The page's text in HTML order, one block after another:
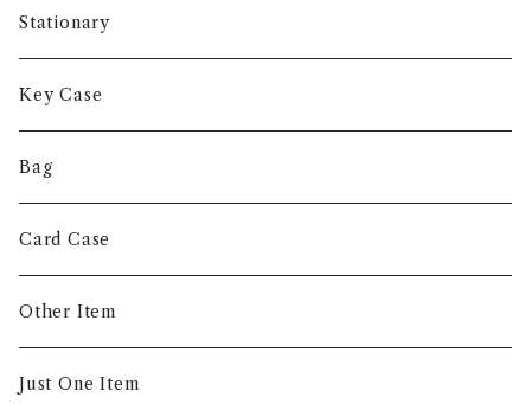
Long Wallet
Short Wallet
Coin Case
Money Clip
Stationary
Key Case
Bag
Card Case
Other Item
Just One Item